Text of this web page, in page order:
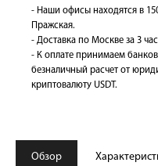
- Наши офисы находятся в
Пражская.
- Доставка по Москве за 3
- К оплате принимаем
безналичный расчет от
криптовалюту USDT.
Обзор